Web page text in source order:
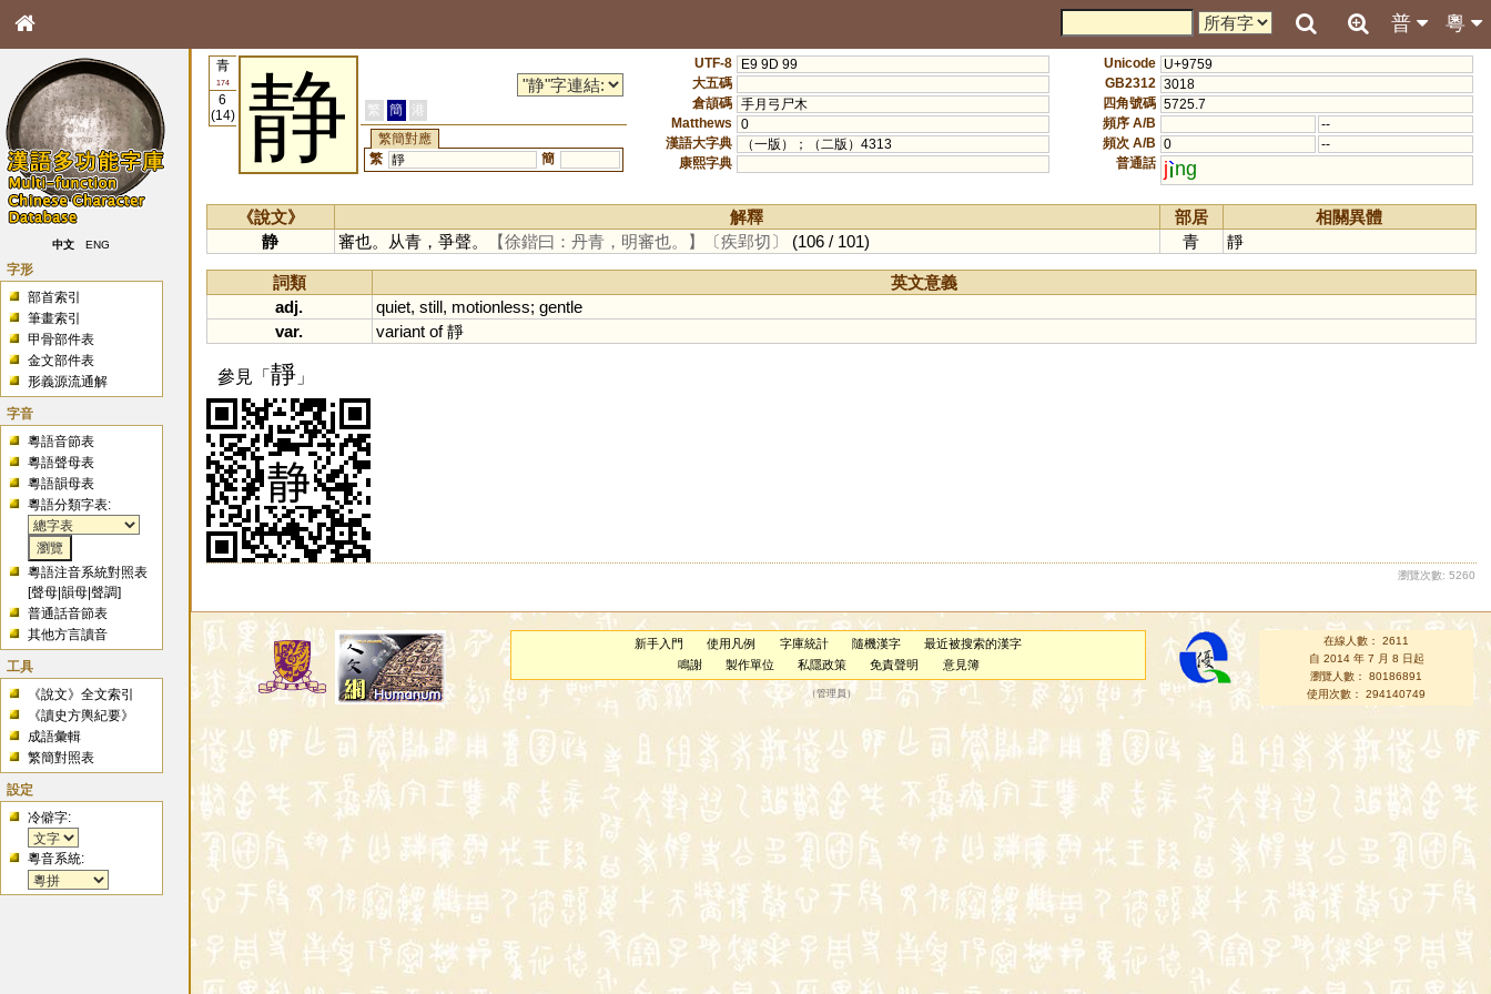
粵
普
中文 ENG
字形
部首索引
筆畫索引
甲骨部件表
金文部件表
形義源流通解
字音
粵語音節表
粵語聲母表
粵語韻母表
粵語分類字表:
粵語注音系統對照表
[聲母 |韻母 |聲調]
普通話音節表
其他方言讀音
工具
《說文》全文索引
《讀史方輿紀要》
成語彙輯
繁簡對照表
設定
冷僻字:
粵音系統:
青
174
6
(14)
静 繁 簡
港
繁簡對應
繁 靜 簡
UTF-8
E9 9D 99
大五碼
倉頡碼 手月弓尸木
Matthews
0
漢語大字典
（一版）；（二版）4313
康熙字典
Unicode U+9759
GB2312 3018
四角號碼 5725.7
頻序 A/B
--
頻次 A/B 0
--
普通話 j ng
《說文》 解釋 部居
相關異體
静
審也。从青，爭聲。 【徐鍇曰：丹青，明審也。】 〔疾郢切〕 (106 / 101) 青 靜
詞類
英文意義
adj.
quiet, still , motionless; gentle
var.
variant of靜
參見「靜」
瀏覽次數: 5260
新手入門 使用凡例 字庫統計 隨機漢字
最近被搜索的漢字
鳴謝
製作單位 私隱政策 免責聲明 意見簿
（管理員 ）
在線人數： 2611
自 2014 年 7 月 8 日起
瀏覽人數： 80186891
使用次數： 294140749